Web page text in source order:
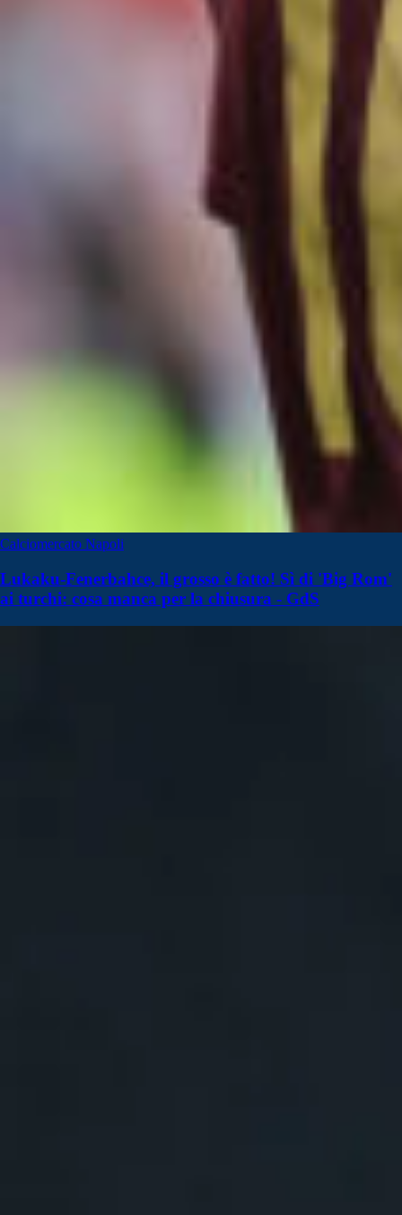
Calciomercato Napoli
Lukaku-Fenerbahce, il grosso è fatto! Sì di 'Big Rom'
ai turchi: cosa manca per la chiusura - GdS